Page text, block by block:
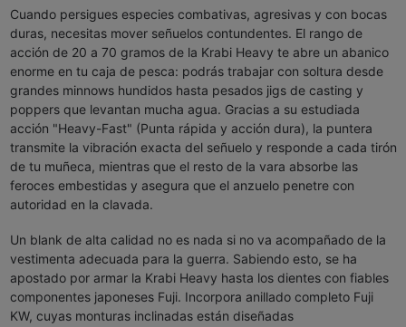
Cuando persigues especies combativas, agresivas y con bocas
duras, necesitas mover señuelos contundentes. El rango de
acción de 20 a 70 gramos de la Krabi Heavy te abre un abanico
enorme en tu caja de pesca: podrás trabajar con soltura desde
grandes minnows hundidos hasta pesados jigs de casting y
poppers que levantan mucha agua. Gracias a su estudiada
acción "Heavy-Fast" (Punta rápida y acción dura), la puntera
transmite la vibración exacta del señuelo y responde a cada tirón
de tu muñeca, mientras que el resto de la vara absorbe las
feroces embestidas y asegura que el anzuelo penetre con
autoridad en la clavada.
Un blank de alta calidad no es nada si no va acompañado de la
vestimenta adecuada para la guerra. Sabiendo esto, se ha
apostado por armar la Krabi Heavy hasta los dientes con fiables
componentes japoneses Fuji. Incorpora anillado completo Fuji
KW, cuyas monturas inclinadas están diseñadas